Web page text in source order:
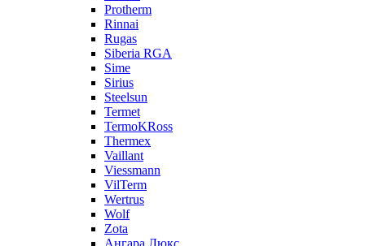
Protherm
Rinnai
Rugas
Siberia RGA
Sime
Sirius
Steelsun
Termet
TermoKRoss
Thermex
Vaillant
Viessmann
VilTerm
Wertrus
Wolf
Zota
Ангара Люкс